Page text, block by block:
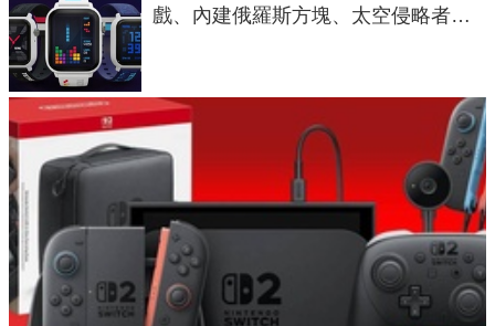
戲、內建俄羅斯方塊、太空侵略者，